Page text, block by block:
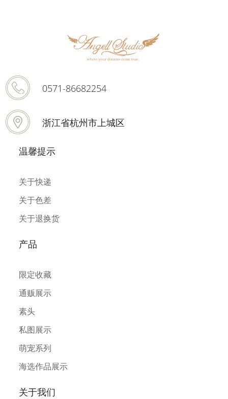
0571-86682254
浙江省杭州市上城区
温馨提示
关于快递
关于色差
关于退换货
产品
限定收藏
通贩展示
素头
私图展示
萌宠系列
海选作品展示
关于我们